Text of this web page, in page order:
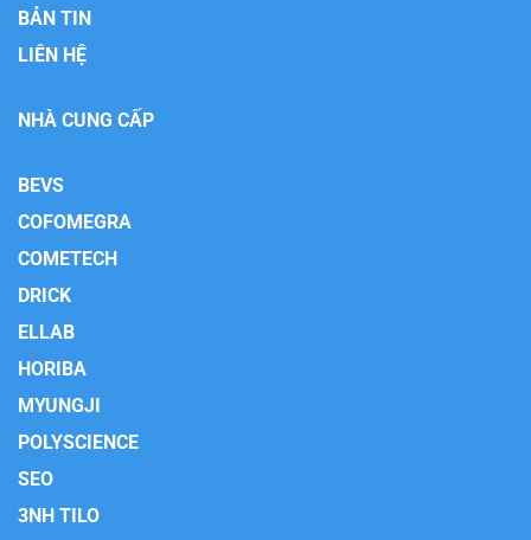
BẢN TIN
LIÊN HỆ
NHÀ CUNG CẤP
BEVS
COFOMEGRA
COMETECH
DRICK
ELLAB
HORIBA
MYUNGJI
POLYSCIENCE
SEO
3NH TILO